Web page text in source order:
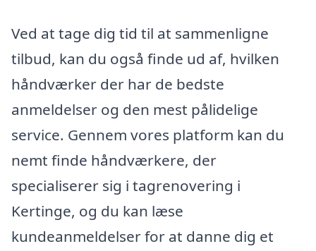
Ved at tage dig tid til at sammenligne
tilbud, kan du også finde ud af, hvilken
håndværker der har de bedste
anmeldelser og den mest pålidelige
service. Gennem vores platform kan du
nemt finde håndværkere, der
specialiserer sig i tagrenovering i
Kertinge, og du kan læse
kundeanmeldelser for at danne dig et